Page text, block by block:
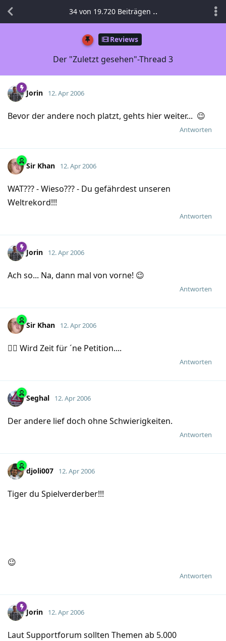
Reviews
Der "Zuletzt gesehen"-Thread 3
34 von 19.720 Beiträgen
Jorin 12. Apr 2006
Bevor der andere noch platzt, gehts hier weiter... 😉
Antworten
Sir Khan 12. Apr 2006
WAT??? - Wieso??? - Du gefährdest unseren
Weltrekord!!!
Antworten
Jorin 12. Apr 2006
Ach so... Na, dann mal von vorne! 😉
Antworten
Sir Khan 12. Apr 2006
🤦‍♂️ Wird Zeit für ´ne Petition....
Antworten
Seghal 12. Apr 2006
Der andere lief doch ohne Schwierigkeiten.
Antworten
djoli007 12. Apr 2006
Tiger du Spielverderber!!!
😉
Antworten
Jorin 12. Apr 2006
Laut Supportforum sollten Themen ab 5.000